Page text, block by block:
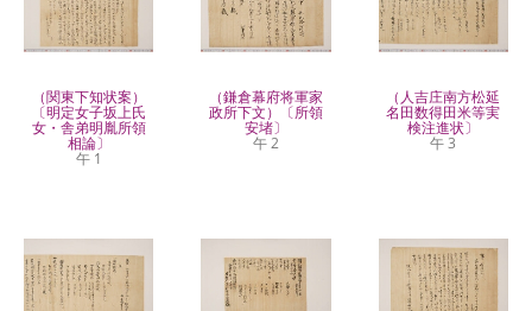
（関東下知状案）
〔明定女子坂上氏
女・舎弟明胤所領
相論〕
午 1
（鎌倉幕府将軍家
政所下文）〔所領
安堵〕
午 2
（人吉庄南方松延
名田数得田米等実
検注進状〕
午 3